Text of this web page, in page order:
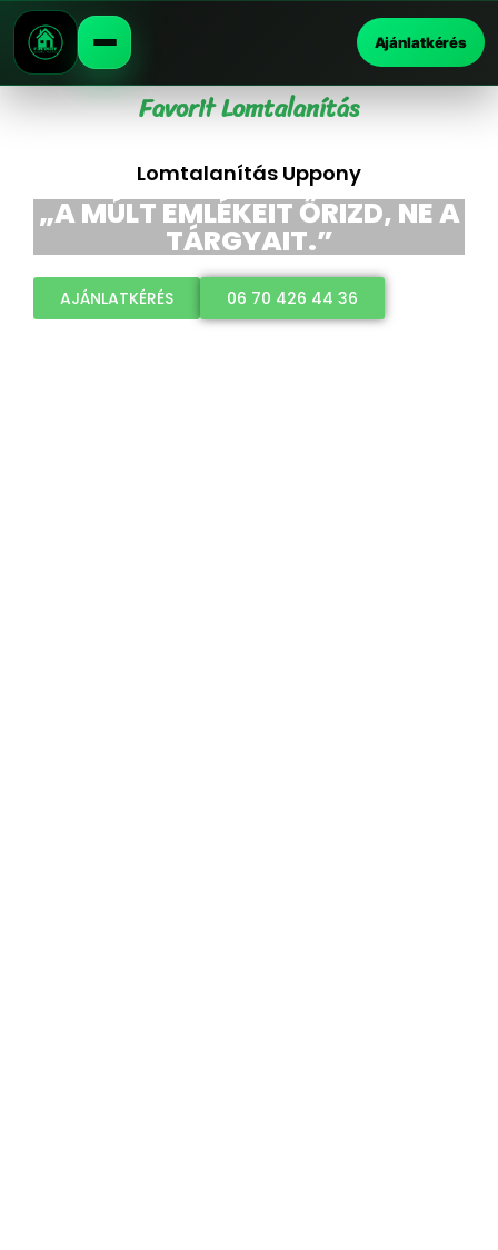
Ajánlatkérés
Favorit Lomtalanítás
Lomtalanítás Uppony
„A MÚLT EMLÉKEIT ŐRIZD, NE A
TÁRGYAIT.”
AJÁNLATKÉRÉS 06 70 426 44 36